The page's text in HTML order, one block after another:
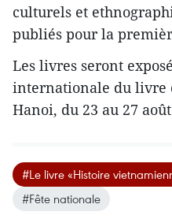
culturels et
publiés pour la
Les livres seront
internationale du livre
Hanoi, du 23 au 27
#Le livre «Histoire
#Fête nationale